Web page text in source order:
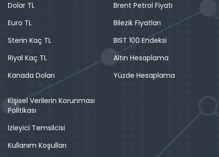
Dolar TL
Euro TL
Sterin Kaç TL
Riyal Kaç TL
Kanada Doları
Brent Petrol Fiyatı
Bilezik Fiyatları
BIST 100 Endeksi
Altın Hesaplama
Yüzde Hesaplama
Kişisel Verilerin Korunması
Politikası
İzleyici Temsilcisi
Kullanım Koşulları